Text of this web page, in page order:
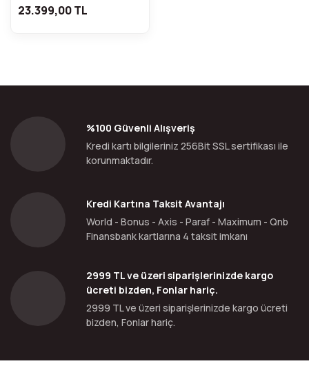
23.399,00 TL
%100 Güvenli Alışveriş
Kredi kartı bilgileriniz 256Bit SSL sertifikası ile
korunmaktadır.
Kredi Kartına Taksit Avantajı
World - Bonus - Axis - Paraf - Maximum - Qnb
Finansbank kartlarına 4 taksit imkanı
2999 TL ve üzeri siparişlerinizde kargo
ücreti bizden, Fonlar hariç.
2999 TL ve üzeri siparişlerinizde kargo ücreti
bizden, Fonlar hariç.